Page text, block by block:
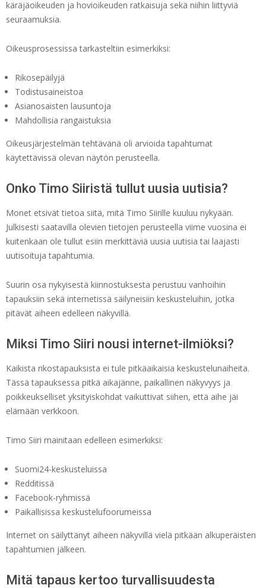
käräjäoikeuden ja hovioikeuden ratkaisuja sekä niihin liittyviä
seuraamuksia.
Oikeusprosessissa tarkasteltiin esimerkiksi:
Rikosepäilyjä
Todistusaineistoa
Asianosaisten lausuntoja
Mahdollisia rangaistuksia
Oikeusjärjestelmän tehtävänä oli arvioida tapahtumat
käytettävissä olevan näytön perusteella.
Onko Timo Siiristä tullut uusia uutisia?
Monet etsivät tietoa siitä, mitä Timo Siirille kuuluu nykyään.
Julkisesti saatavilla olevien tietojen perusteella viime vuosina ei
kuitenkaan ole tullut esiin merkittäviä uusia uutisia tai laajasti
uutisoituja tapahtumia.
Suurin osa nykyisestä kiinnostuksesta perustuu vanhoihin
tapauksiin sekä internetissä säilyneisiin keskusteluihin, jotka
pitävät aiheen edelleen näkyvillä.
Miksi Timo Siiri nousi internet-ilmiöksi?
Kaikista rikostapauksista ei tule pitkäaikaisia keskustelunaiheita.
Tässä tapauksessa pitkä aikajänne, paikallinen näkyvyys ja
poikkeukselliset yksityiskohdat vaikuttivat siihen, että aihe jäi
elämään verkkoon.
Timo Siiri mainitaan edelleen esimerkiksi:
Suomi24-keskusteluissa
Redditissä
Facebook-ryhmissä
Paikallisissa keskustelufoorumeissa
Internet on säilyttänyt aiheen näkyvillä vielä pitkään alkuperäisten
tapahtumien jälkeen.
Mitä tapaus kertoo turvallisuudesta